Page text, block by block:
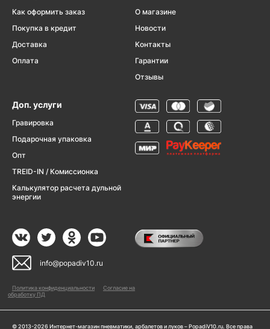
Как оформить заказ
Покупка в кредит
Доставка
Оплата
О магазине
Новости
Контакты
Гарантии
Отзывы
Доп. услуги
Гравировка
Подарочная упаковка
Опт
TREID-IN / Комиссионка
Калькулятор расчета дульной
энергии
info@popadiv10.ru
Политика конфиденциальности
Согласие на
обработку ПД
© 2013-2026 Интернет-магазин пневматики, арбалетов и луков – PopadiV10.ru. Все права